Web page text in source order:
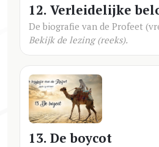
12. Verleidelijke
De biografie van de Profeet
Bekijk de lezing (reeks).
13. De boycot